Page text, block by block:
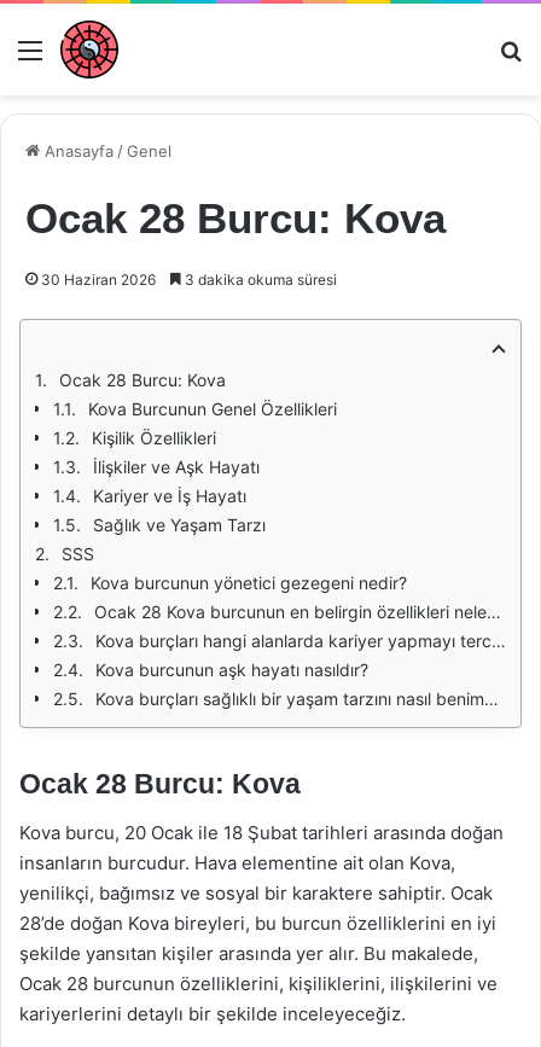
Menü
Anasayfa /Genel
Ocak 28 Burcu: Kova
30 Haziran 2026 3 dakika okuma süresi
Ocak 28 Burcu: Kova
Kova Burcunun Genel Özellikleri
Kişilik Özellikleri
İlişkiler ve Aşk Hayatı
Kariyer ve İş Hayatı
Sağlık ve Yaşam Tarzı
SSS
Kova burcunun yönetici gezegeni nedir?
Ocak 28 Kova burcunun en belirgin özellikleri nelerdir?
Kova burçları hangi alanlarda kariyer yapmayı tercih ederler?
Kova burcunun aşk hayatı nasıldır?
Kova burçları sağlıklı bir yaşam tarzını nasıl benimserler?
Ocak 28 Burcu: Kova
Kova burcu, 20 Ocak ile 18 Şubat tarihleri arasında doğan
insanların burcudur. Hava elementine ait olan Kova,
yenilikçi, bağımsız ve sosyal bir karaktere sahiptir. Ocak
28’de doğan Kova bireyleri, bu burcun özelliklerini en iyi
şekilde yansıtan kişiler arasında yer alır. Bu makalede,
Ocak 28 burcunun özelliklerini, kişiliklerini, ilişkilerini ve
kariyerlerini detaylı bir şekilde inceleyeceğiz.